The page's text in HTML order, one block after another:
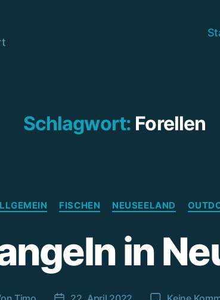
Schlagwort: Forellen
Kategorien
FISCHEN NEUSEELAND
in